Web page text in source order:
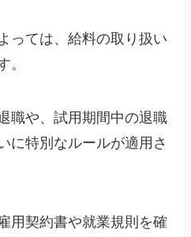
っては、給料の取り扱い
。
職や、試用期間中の退職
に特別なルールが適用さ
用契約書や就業規則を確